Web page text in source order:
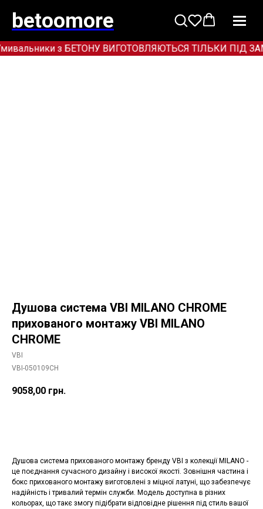
betoomore
з БЕТОНУ ВИГОТОВЛЯЮТЬСЯ ТІЛЬКИ ПІД
Душова система VBI MILANO CHROME
прихованого монтажу VBI MILANO
CHROME
VBI
VBI-050109CH
9058,00 грн.
Душова система прихованого монтажу бренду VBI з колекції MILANO -
це поєднання сучасного дизайну і високої якості. Зовнішня частина і
бокс прихованого монтажу виготовлені з міцної латуні, що забезпечує
надійність і тривалий термін служби. Модель доступна в різних
кольорах, що такє змогу підібрати відповідне рішення під стиль вашої